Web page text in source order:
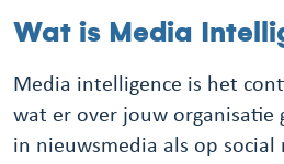
Wat is Media
Media intelligence is het
wat er over jouw organisatie
in nieuwsmedia als op social